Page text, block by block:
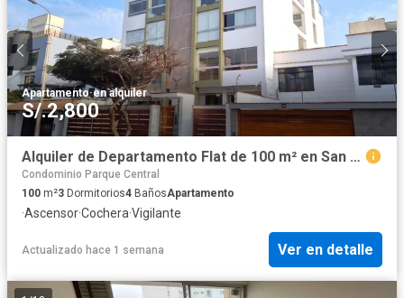
Apartamento·en alquiler
S/.2,800
Alquiler de Departamento Flat de 100 m² en San Borja | 3 Dormitorios | Cochera | Depósito | Vista Exterior
Condominio Parque Central
100 m²3 Dormitorios4 BañosApartamento
·Ascensor·Cochera·Vigilante
Actualizado hace 1 semana Ver en detalle